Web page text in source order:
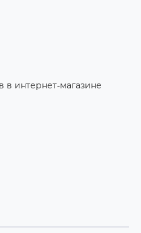
в интернет-магазине